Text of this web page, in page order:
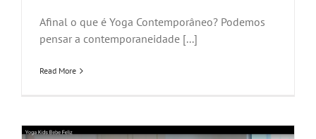
Afinal o que é Yoga Contemporâneo? Podemos
pensar a contemporaneidade [...]
Read More